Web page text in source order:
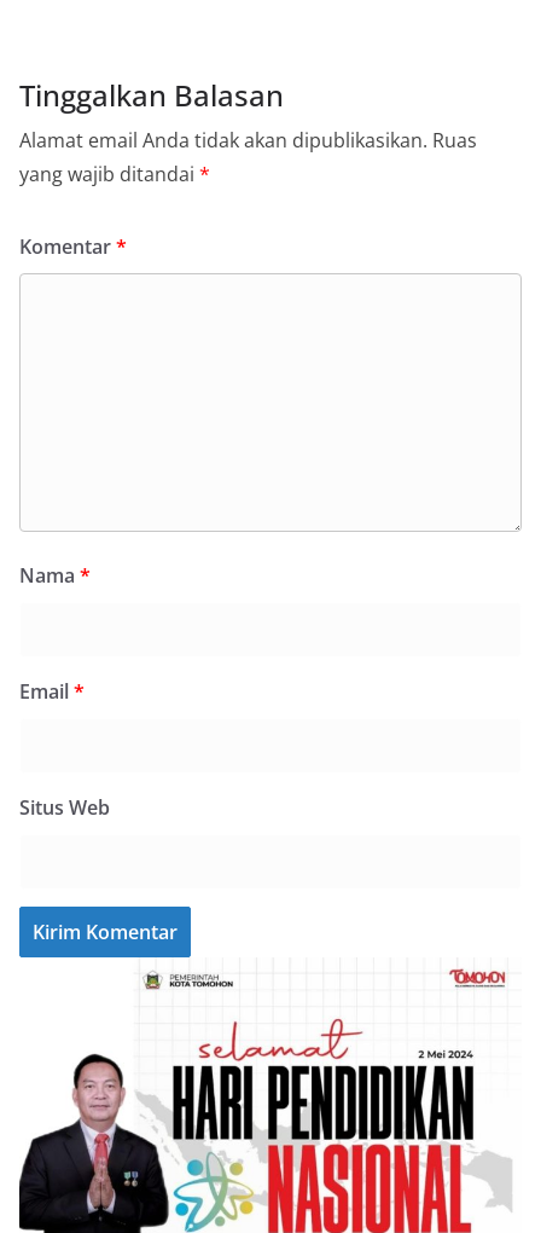
Tinggalkan Balasan
Alamat email Anda tidak akan dipublikasikan. Ruas
yang wajib ditandai *
Komentar*
Nama *
Email*
Situs Web